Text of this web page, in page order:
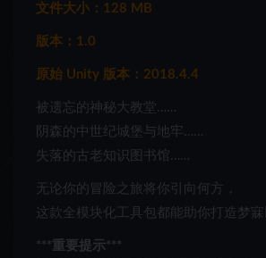
文件大小：128 MB
版本：1.0
原始 Unity 版本：2018.4.4
被遗忘的神秘大教堂……
阴森的中世纪城堡与地牢……
失落的古老知识图书馆……
无论你的冒险之旅将你引向何方，
这款全模块化工具包都能助你打造梦
***重要提示***